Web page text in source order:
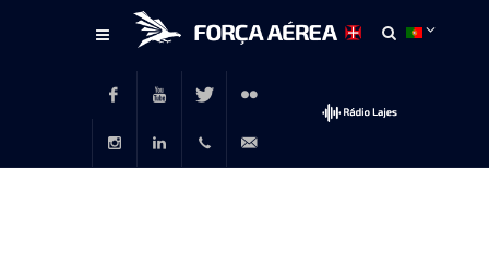
FacebookYoutubeTwitter Flickr